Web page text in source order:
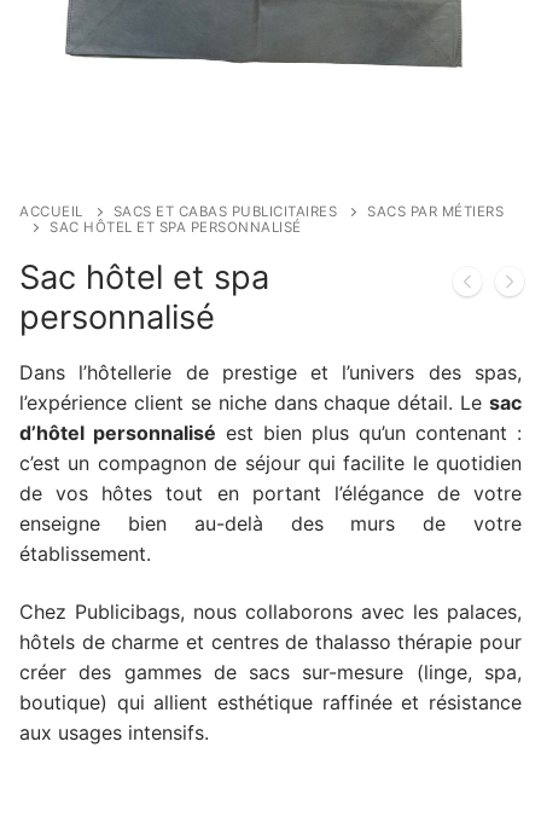
ACCUEIL SACS ET CABAS PUBLICITAIRES
SACS PAR MÉTIERS
SAC HÔTEL ET SPA PERSONNALISÉ
Sac hôtel et spa
personnalisé
Dans l’hôtellerie de prestige et l’univers des spas,
l’expérience client se niche dans chaque détail. Le sac
d’hôtel personnalisé est bien plus qu’un contenant :
c’est un compagnon de séjour qui facilite le quotidien
de vos hôtes tout en portant l’élégance de votre
enseigne bien au-delà des murs de votre
établissement.
Chez Publicibags, nous collaborons avec les palaces,
hôtels de charme et centres de thalasso thérapie pour
créer des gammes de sacs sur-mesure (linge, spa,
boutique) qui allient esthétique raffinée et résistance
aux usages intensifs.